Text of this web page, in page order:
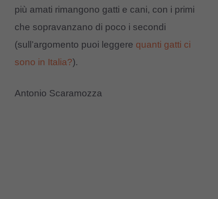
più amati rimangono gatti e cani, con i primi
che sopravanzano di poco i secondi
(sull’argomento puoi leggere quanti gatti ci
sono in Italia?).
Antonio Scaramozza